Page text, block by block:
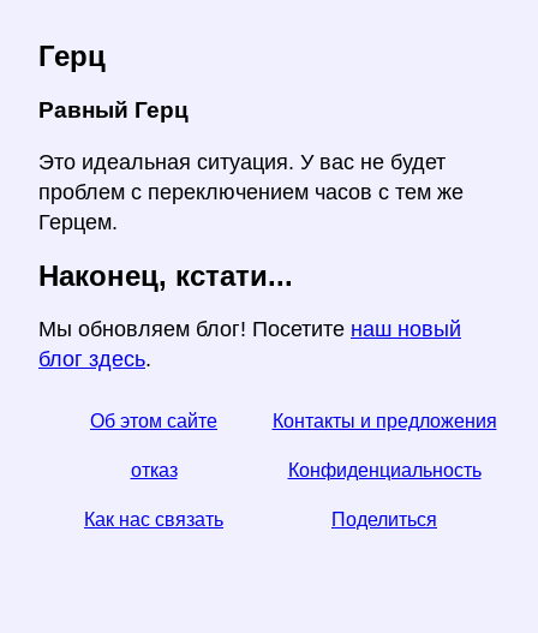
Герц
Равный Герц
Это идеальная ситуация. У вас не будет
проблем с переключением часов с тем же
Герцем.
Наконец, кстати...
Мы обновляем блог! Посетите наш новый
блог здесь.
Об этом сайте Контакты и предложения
отказ Конфиденциальность
Как нас связать Поделиться